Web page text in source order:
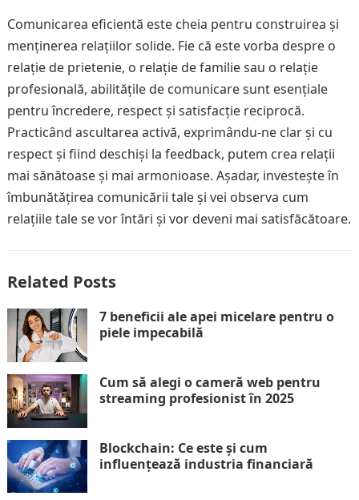
Comunicarea eficientă este cheia pentru construirea și
menținerea relațiilor solide. Fie că este vorba despre o
relație de prietenie, o relație de familie sau o relație
profesională, abilitățile de comunicare sunt esențiale
pentru încredere, respect și satisfacție reciprocă.
Practicând ascultarea activă, exprimându-ne clar și cu
respect și fiind deschiși la feedback, putem crea relații
mai sănătoase și mai armonioase. Așadar, investește în
îmbunătățirea comunicării tale și vei observa cum
relațiile tale se vor întări și vor deveni mai satisfăcătoare.
Related Posts
7 beneficii ale apei micelare pentru o
piele impecabilă
Cum să alegi o cameră web pentru
streaming profesionist în 2025
Blockchain: Ce este și cum
influențează industria financiară